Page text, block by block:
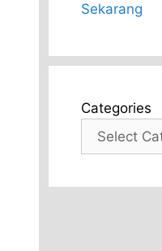
Sekarang
Categories